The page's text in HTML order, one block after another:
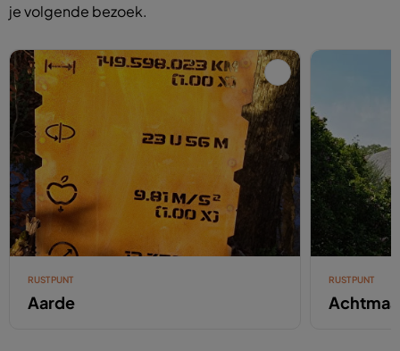
je volgende bezoek.
RUSTPUNT
Aarde
RUSTPUNT